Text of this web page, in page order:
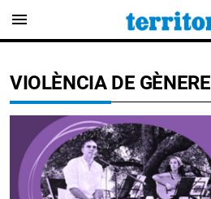
menu
VIOLÈNCIA DE GÈNERE